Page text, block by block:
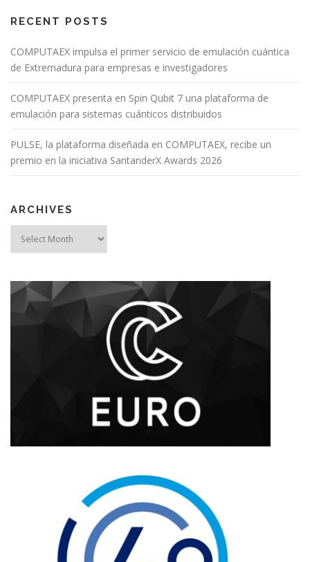
RECENT POSTS
COMPUTAEX impulsa el primer servicio de emulación cuántica
de Extremadura para empresas e investigadores
COMPUTAEX presenta en Spin Qubit 7 una plataforma de
emulación para sistemas cuánticos distribuidos
PULSE, la plataforma diseñada en COMPUTAEX, recibe un
premio en la iniciativa SantanderX Awards 2026
ARCHIVES